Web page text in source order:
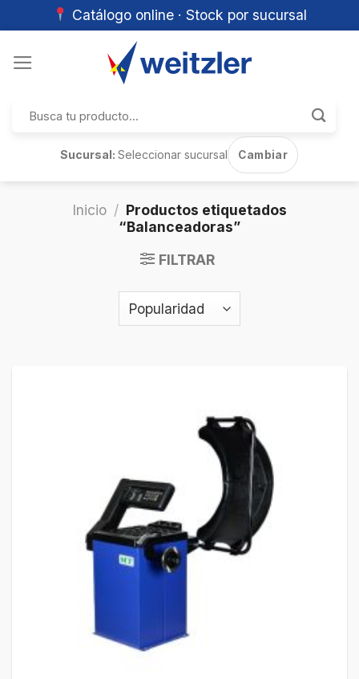
Catálogo online · Stock por sucursal
por:
Sucursal:Seleccionar sucursal Cambiar
Inicio / Productos etiquetados
“Balanceadoras”
FILTRAR